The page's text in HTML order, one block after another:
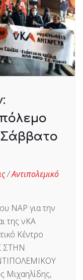
/Αντιπολεμικό
ΝΑΡ για την
της νΚΑ
Κέντρο
ΣΤΗΝ
Μιχαηλίδης,